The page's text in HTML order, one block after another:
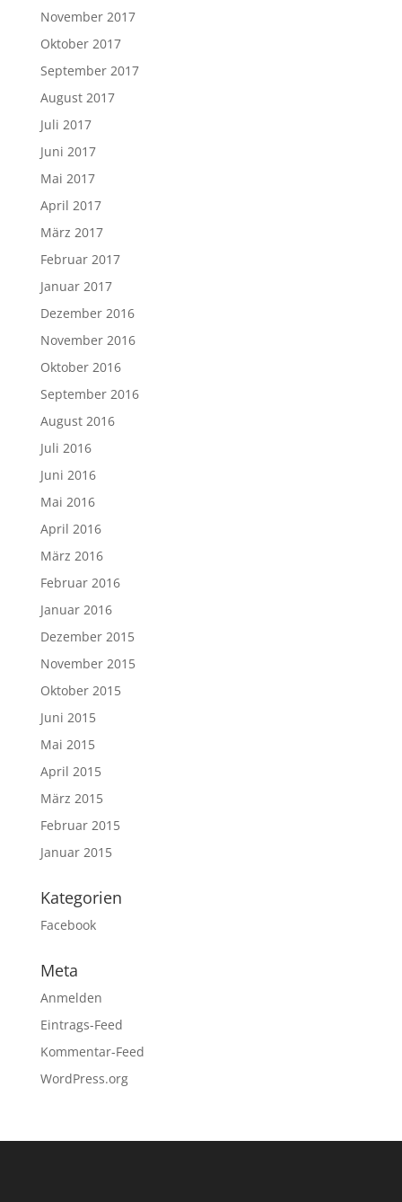
November 2017
Oktober 2017
September 2017
August 2017
Juli 2017
Juni 2017
Mai 2017
April 2017
März 2017
Februar 2017
Januar 2017
Dezember 2016
November 2016
Oktober 2016
September 2016
August 2016
Juli 2016
Juni 2016
Mai 2016
April 2016
März 2016
Februar 2016
Januar 2016
Dezember 2015
November 2015
Oktober 2015
Juni 2015
Mai 2015
April 2015
März 2015
Februar 2015
Januar 2015
Kategorien
Facebook
Meta
Anmelden
Eintrags-Feed
Kommentar-Feed
WordPress.org